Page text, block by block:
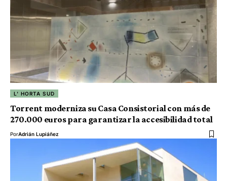
L' HORTA SUD
Torrent moderniza su Casa Consistorial con más de
270.000 euros para garantizar la accesibilidad total
PorAdrián Lupiáñez